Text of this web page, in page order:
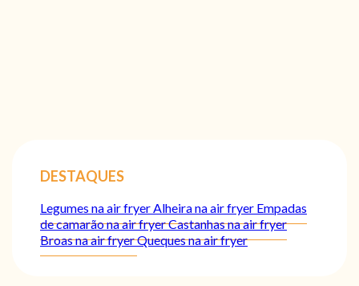
DESTAQUES
Legumes na air fryerAlheira na air fryer Empadas
de camarão na air fryerCastanhas na air fryer
Broas na air fryerQueques na air fryer